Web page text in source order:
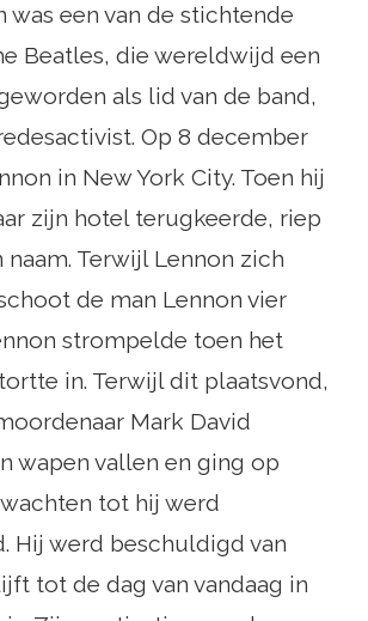
was een van de stichtende
Beatles, die wereldwijd een
als lid van de band,
Op 8 december
in New York City. Toen hij
zijn hotel terugkeerde, riep
naam. Terwijl Lennon zich
de man Lennon vier
strompelde toen het
in. Terwijl dit plaatsvond,
Mark David
wapen vallen en ging op
tot hij werd
Hij werd beschuldigd van
tot de dag van vandaag in